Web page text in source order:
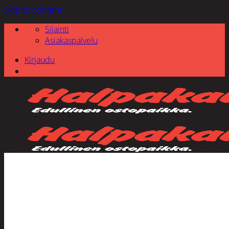
Skip to content
Sijainti
Asiakaspalvelu
Kirjaudu